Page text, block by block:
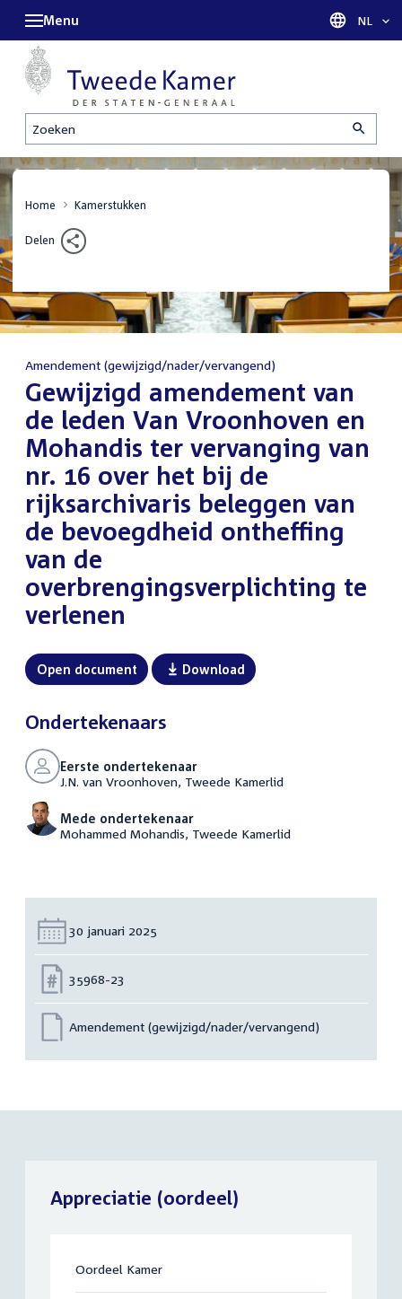
Zoeken
Menu Taal
NL
Home Kamerstukken
Delen
Amendement (gewijzigd/nader/vervangend)
:Gewijzigd amendement van
de leden Van Vroonhoven en
Mohandis ter vervanging van
nr. 16 over het bij de
rijksarchivaris beleggen van
de bevoegdheid ontheffing
van de
overbrengingsverplichting te
verlenen
Open document Download
Ondertekenaars
Eerste ondertekenaar
J.N. van Vroonhoven, Tweede Kamerlid
Mede ondertekenaar
Mohammed Mohandis, Tweede Kamerlid
Datum:
30 januari 2025
Nummer:
35968-23
Amendement (gewijzigd/nader/vervangend)
Appreciatie (oordeel)
Oordeel Kamer